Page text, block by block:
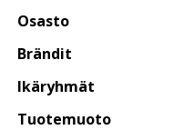
Osasto
Brändit
Ikäryhmät
Tuotemuoto